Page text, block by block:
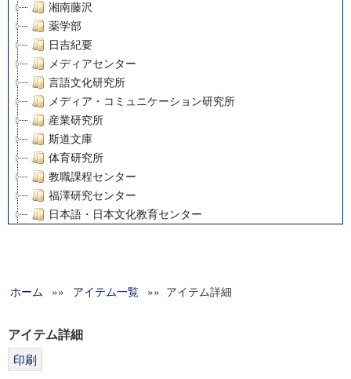
湘南藤沢
薬学部
日吉紀要
メディアセンター
言語文化研究所
メディア・コミュニケーション研究所
産業研究所
斯道文庫
体育研究所
教職課程センター
福澤研究センター
日本語・日本文化教育センター
グローバルリサーチインスティテュート
科学研究費補助金研究成果報告書
ホーム »» アイテム一覧 »» アイテム詳細
アイテム詳細